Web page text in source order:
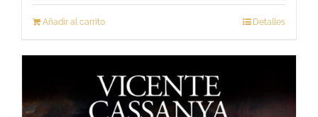
Añadir al carrito Detalles